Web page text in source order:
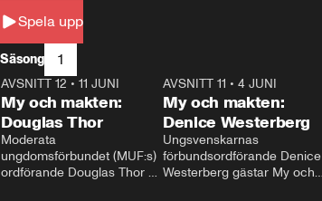
Spela upp
Säsong 1
26:27
AVSNITT 12 • 11 JUNI
My och makten:
Douglas Thor
Moderata
ungdomsförbundet (MUF:s)
ordförande Douglas Thor
AVSNITT 11 •4 JUNI
My och makten:
Denice Westerberg
Ungsvenskarnas
förbundsordförande Denice
Westerberg gästar My och